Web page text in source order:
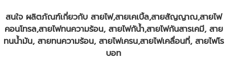
สนใจ ผลิตภัณฑ์เกี่ยวกับ สายไฟ,สายเคเบิ้ล,สายสัญญาณ,สายไฟ
คอนโทรล,สายไฟทนความร้อน, สายไฟกัน้ำ,สายไฟกันสารเคมี, สาย
ทนน้ำมัน, สายทนความร้อน, สายไฟเครน,สายไฟเคลื่อนที่, สายไฟโร
บอท